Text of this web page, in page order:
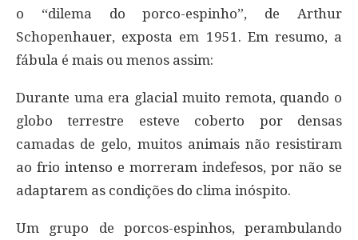
o “dilema do porco-espinho”, de Arthur
Schopenhauer, exposta em 1951. Em resumo, a
fábula é mais ou menos assim:
Durante uma era glacial muito remota, quando o
globo terrestre esteve coberto por densas
camadas de gelo, muitos animais não resistiram
ao frio intenso e morreram indefesos, por não se
adaptarem as condições do clima inóspito.
Um grupo de porcos-espinhos, perambulando